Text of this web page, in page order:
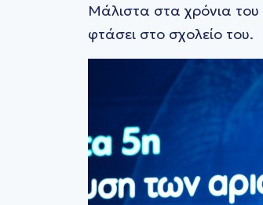
Μάλιστα στα χρόνια του
φτάσει στο σχολείο του.